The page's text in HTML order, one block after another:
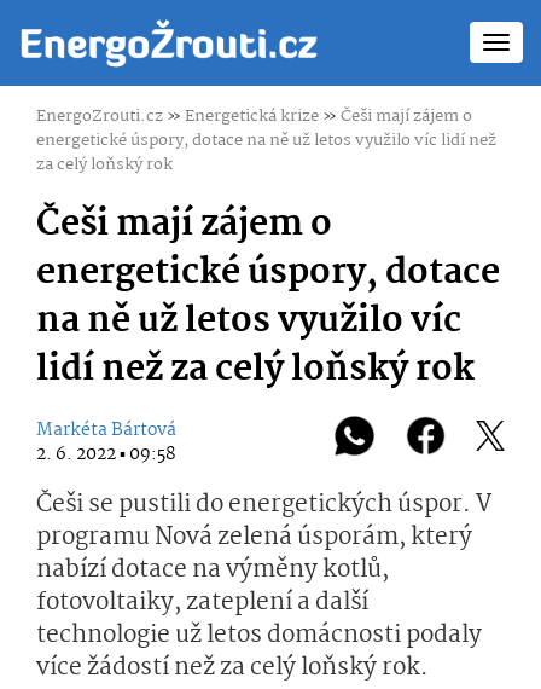
EnergoZrouti.cz»Energetická krize»Češi mají zájem o
energetické úspory, dotace na ně už letos využilo víc lidí než
za celý loňský rok
Češi mají zájem o
energetické úspory, dotace
na ně už letos využilo víc
lidí než za celý loňský rok
Markéta Bártová
2. 6. 2022 ▪ 09:58
Češi se pustili do energetických úspor. V
programu Nová zelená úsporám, který
nabízí dotace na výměny kotlů,
fotovoltaiky, zateplení a další
technologie už letos domácnosti podaly
více žádostí než za celý loňský rok.